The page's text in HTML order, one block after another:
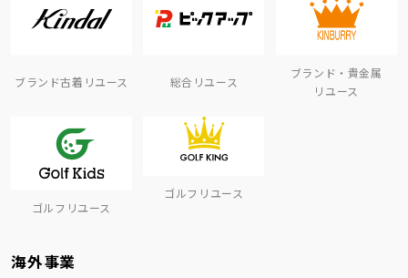
ブランド古着リユース 総合リユース
ブランド・貴金属
リユース
ゴルフリユース
ゴルフリユース
海外事業